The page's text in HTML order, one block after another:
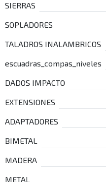
SIERRAS
SOPLADORES
TALADROS INALAMBRICOS
escuadras_compas_niveles
DADOS IMPACTO
EXTENSIONES
ADAPTADORES
BIMETAL
MADERA
METAL